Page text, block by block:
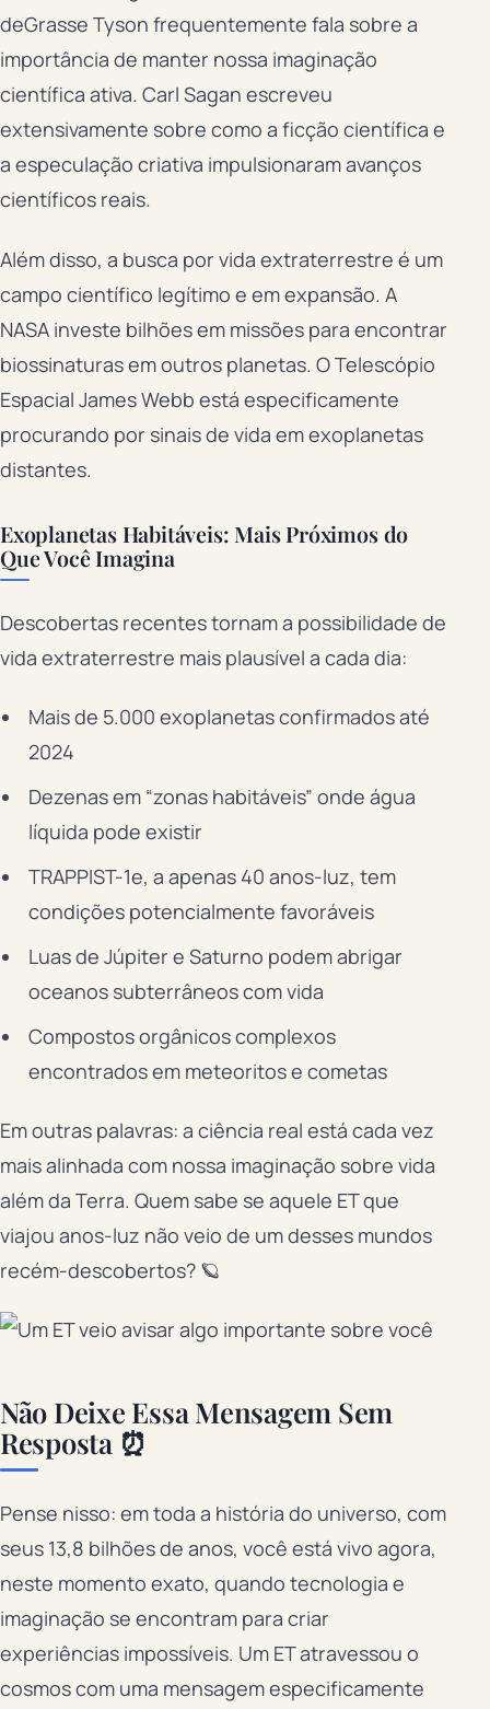
deGrasse Tyson frequentemente fala sobre a
importância de manter nossa imaginação
científica ativa. Carl Sagan escreveu
extensivamente sobre como a ficção científica e
a especulação criativa impulsionaram avanços
científicos reais.
Além disso, a busca por vida extraterrestre é um
campo científico legítimo e em expansão. A
NASA investe bilhões em missões para encontrar
biossinaturas em outros planetas. O Telescópio
Espacial James Webb está especificamente
procurando por sinais de vida em exoplanetas
distantes.
Exoplanetas Habitáveis: Mais Próximos do
Que Você Imagina
Descobertas recentes tornam a possibilidade de
vida extraterrestre mais plausível a cada dia:
Mais de 5.000 exoplanetas confirmados até
2024
Dezenas em “zonas habitáveis” onde água
líquida pode existir
TRAPPIST-1e, a apenas 40 anos-luz, tem
condições potencialmente favoráveis
Luas de Júpiter e Saturno podem abrigar
oceanos subterrâneos com vida
Compostos orgânicos complexos
encontrados em meteoritos e cometas
Em outras palavras: a ciência real está cada vez
mais alinhada com nossa imaginação sobre vida
além da Terra. Quem sabe se aquele ET que
viajou anos-luz não veio de um desses mundos
recém-descobertos? 🪐
Não Deixe Essa Mensagem Sem
Resposta ⏰
Pense nisso: em toda a história do universo, com
seus 13,8 bilhões de anos, você está vivo agora,
neste momento exato, quando tecnologia e
imaginação se encontram para criar
experiências impossíveis. Um ET atravessou o
cosmos com uma mensagem especificamente